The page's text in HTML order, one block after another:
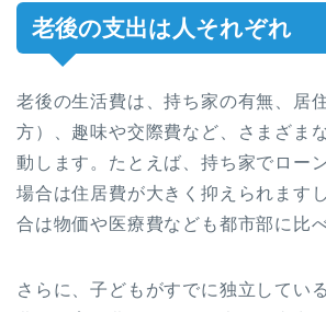
老後の支出は人それぞれ
老後の生活費は、持ち家の有無、居
方）、趣味や交際費など、さまざま
動します。たとえば、持ち家でロー
場合は住居費が大きく抑えられます
合は物価や医療費なども都市部に比
さらに、子どもがすでに独立してい